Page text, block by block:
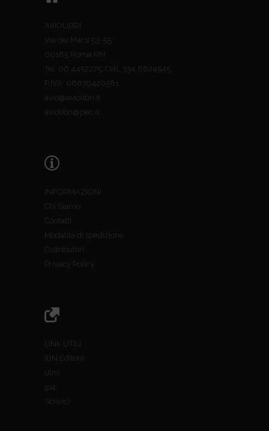
AVIOLIBRI
Via dei Marsi 53-55
00185 Roma RM
Tel. 06.4452275; Cell. 334.8824545
P.IVA: 08679420581
avio@aviolibri.it
aviolibri@pec.it
INFORMAZIONI
Chi Siamo
Contatti
Modalità di spedizione
Distributori
Privacy Policy
LINK UTILI
IBN Editore
ulm
jp4
Scrivici